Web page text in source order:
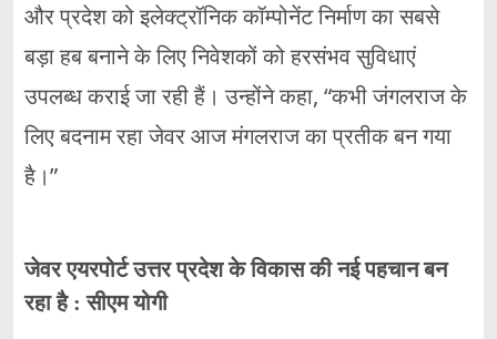
और प्रदेश को इलेक्ट्रॉनिक कॉम्पोनेंट निर्माण का सबसे
बड़ा हब बनाने के लिए निवेशकों को हरसंभव सुविधाएं
उपलब्ध कराई जा रही हैं। उन्होंने कहा, “कभी जंगलराज के
लिए बदनाम रहा जेवर आज मंगलराज का प्रतीक बन गया
है।”
जेवर एयरपोर्ट उत्तर प्रदेश के विकास की नई पहचान बन
रहा है : सीएम योगी